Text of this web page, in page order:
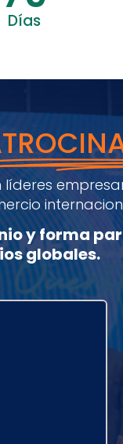
Días
y forma
globales.